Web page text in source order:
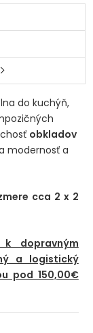
do kuchýň,
obkladov
modernosť a
cca 2 x 2
k dopravným
a logistický
pod 150,00€